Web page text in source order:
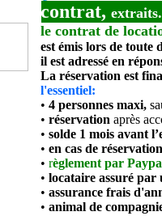
contrat,extraits.
le contrat de
est émis lors de toute
il est adressé en
La réservation est
l'essentiel:
•4 personnes maxi,
•réservation après
•solde 1 mois avant
•en cas de
•règlement par
•locataire assuré par
•assurance frais
•animal de